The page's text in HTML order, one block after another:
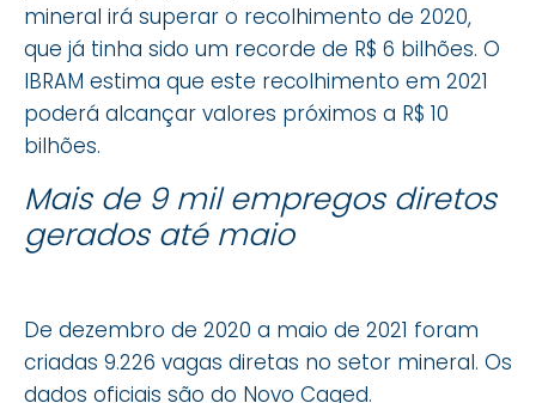
mineral irá superar o recolhimento de 2020,
que já tinha sido um recorde de R$ 6 bilhões. O
IBRAM estima que este recolhimento em 2021
poderá alcançar valores próximos a R$ 10
bilhões.
Mais de 9 mil empregos diretos
gerados até maio
De dezembro de 2020 a maio de 2021 foram
criadas 9.226 vagas diretas no setor mineral. Os
dados oficiais são do Novo Caged.